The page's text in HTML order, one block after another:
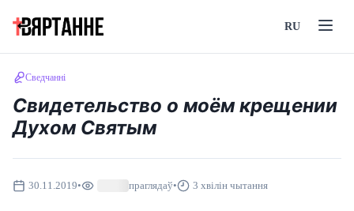
RU
Сведчанні
Свидетельство о моём крещении
Духом Святым
30.11.2019• праглядаў• 3 хвілін чытання